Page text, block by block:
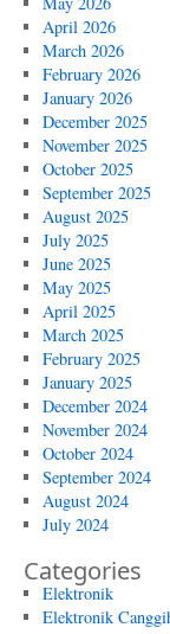
April 2026
March 2026
February 2026
January 2026
December 2025
November 2025
October 2025
September 2025
August 2025
July 2025
June 2025
May 2025
April 2025
March 2025
February 2025
January 2025
December 2024
November 2024
October 2024
September 2024
August 2024
July 2024
Categories
Elektronik
Elektronik